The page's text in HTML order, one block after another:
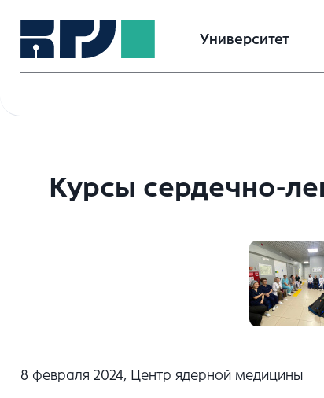
Университет
Курсы сердечно-
8 февраля 2024, Центр ядерной медицины